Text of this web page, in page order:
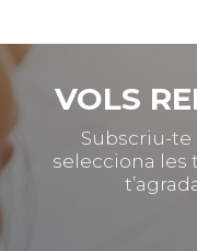
VOLS
Subscriu-te
selecciona les